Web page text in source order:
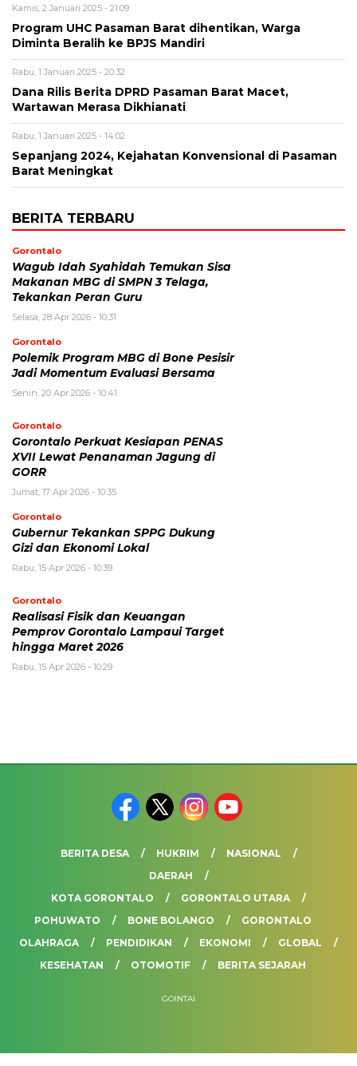
Kamis, 2 Januari 2025 - 21:09
Program UHC Pasaman Barat dihentikan, Warga
Diminta Beralih ke BPJS Mandiri
Rabu, 1 Januari 2025 - 20:32
Dana Rilis Berita DPRD Pasaman Barat Macet,
Wartawan Merasa Dikhianati
Rabu, 1 Januari 2025 - 14:02
Sepanjang 2024, Kejahatan Konvensional di Pasaman
Barat Meningkat
BERITA TERBARU
Gorontalo
Wagub Idah Syahidah Temukan Sisa
Makanan MBG di SMPN 3 Telaga,
Tekankan Peran Guru
Selasa, 28 Apr 2026 - 10:31
Gorontalo
Polemik Program MBG di Bone Pesisir
Jadi Momentum Evaluasi Bersama
Senin, 20 Apr 2026 - 10:41
Gorontalo
Gorontalo Perkuat Kesiapan PENAS
XVII Lewat Penanaman Jagung di
GORR
Jumat, 17 Apr 2026 - 10:35
Gorontalo
Gubernur Tekankan SPPG Dukung
Gizi dan Ekonomi Lokal
Rabu, 15 Apr 2026 - 10:39
Gorontalo
Realisasi Fisik dan Keuangan
Pemprov Gorontalo Lampaui Target
hingga Maret 2026
Rabu, 15 Apr 2026 - 10:29
BERITA DESA HUKRIM
NASIONAL
DAERAH
KOTA GORONTALO
GORONTALO UTARA
POHUWATO
BONE BOLANGO
GORONTALO
OLAHRAGA
PENDIDIKAN EKONOMI
GLOBAL
KESEHATAN
OTOMOTIF BERITA SEJARAH
GOINTAI